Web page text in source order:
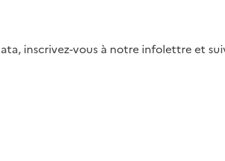
inscrivez-vous à notre infolettre et